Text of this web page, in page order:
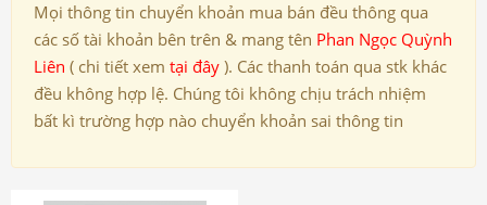
Mọi thông tin chuyển khoản mua bán đều thông qua
các số tài khoản bên trên & mang tên Phan Ngọc Quỳnh
Liên ( chi tiết xem tại đây ). Các thanh toán qua stk khác
đều không hợp lệ. Chúng tôi không chịu trách nhiệm
bất kì trường hợp nào chuyển khoản sai thông tin